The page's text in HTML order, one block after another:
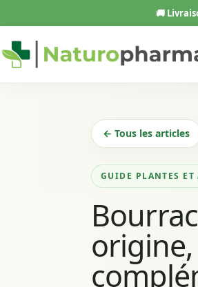
au
contenu
🚚
← Tous les articles
GUIDE PLANTES ET